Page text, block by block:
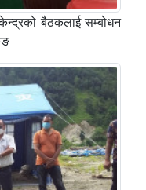
बैठकलाई सम्बोधन